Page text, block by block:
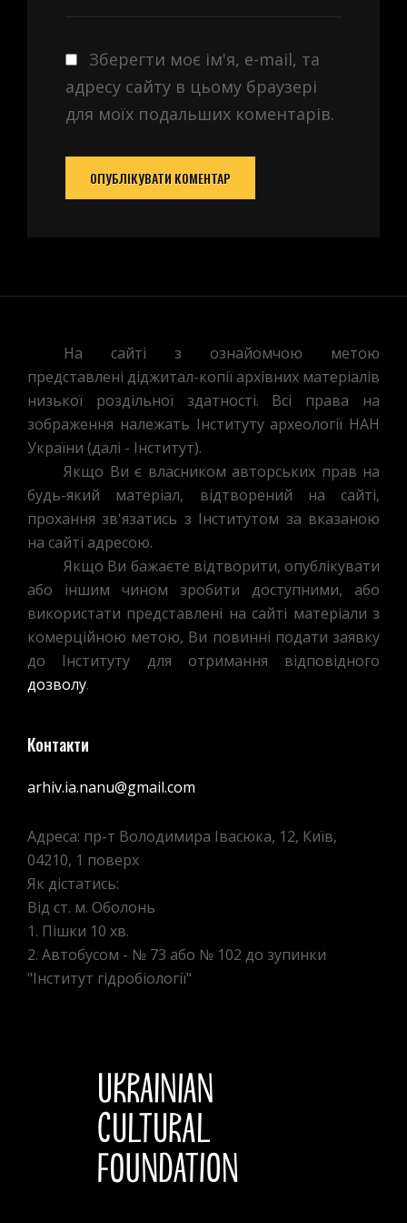
Зберегти моє ім'я, e-mail, та
адресу сайту в цьому браузері
для моїх подальших коментарів.
На сайті з ознайомчою метою
представлені діджитал-копії архівних матеріалів
низької роздільної здатності. Всі права на
зображення належать Інституту археології НАН
України (далі - Інститут).
Якщо Ви є власником авторських прав на
будь-який матеріал, відтворений на сайті,
прохання зв'язатись з Інститутом за вказаною
на сайті адресою.
Якщо Ви бажаєте відтворити, опублікувати
або іншим чином зробити доступними, або
використати представлені на сайті матеріали з
комерційною метою, Ви повинні подати заявку
до Інституту для отримання відповідного
дозволу.
Контакти
arhiv.ia.nanu@gmail.com
Адреса: пр-т Володимира Івасюка, 12, Київ,
04210, 1 поверх
Як дістатись:
Від ст. м. Оболонь
1. Пішки 10 хв.
2. Автобусом - № 73 або № 102 до зупинки
"Інститут гідробіології"